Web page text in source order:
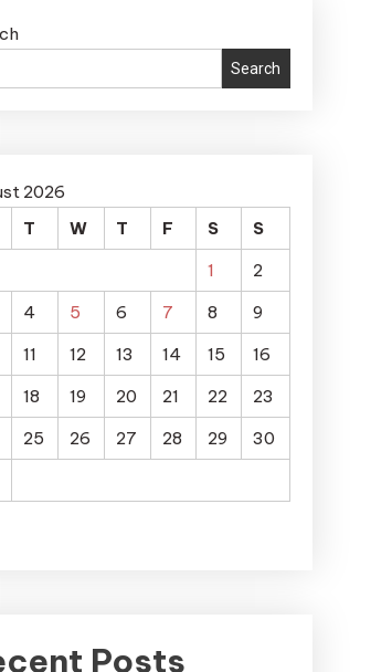
Search
2026
T W T F S
S
1
2
4 5 6 7 8
9
11 12 13 14 15
16
18 19 20 21 22
23
25 26 27 28 29
30
Posts